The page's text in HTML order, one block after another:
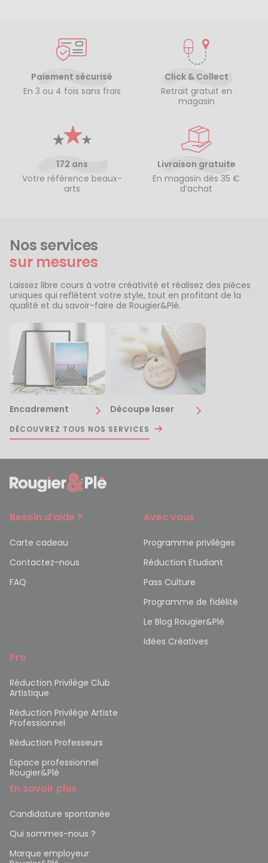
Paiement sécurisé
En 3 ou 4 fois sans frais
Click & Collect
Retrait gratuit en
magasin
172 ans
Votre référence beaux-
arts
Livraison gratuite
En magasin dès 35 €
d’achat
Nos services
sur mesures
Laissez libre cours à votre créativité et réalisez des pièces
uniques qui reflètent votre style, tout en profitant de la
qualité et du savoir-faire de Rougier&Plé.
Encadrement Découpe laser
DÉCOUVREZ TOUS NOS SERVICES
Besoin d’aide ?
Carte cadeau
Contactez-nous
FAQ
Avec vous
Programme privilèges
Réduction Etudiant
Pass Culture
Programme de fidélité
Le Blog Rougier&Plé
Idées Créatives
Pro
Réduction Privilège Club
Artistique
Réduction Privilège Artiste
Professionnel
Réduction Professeurs
Espace professionnel
Rougier&Plé
En savoir plus
Candidature spontanée
Qui sommes-nous ?
Marque employeur